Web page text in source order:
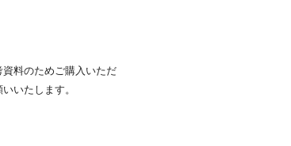
料のためご購入いただ
いたします。